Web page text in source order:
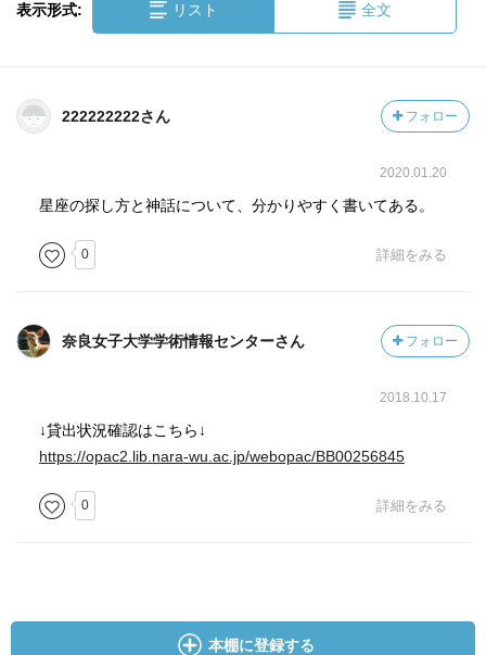
表示形式: リスト 全文
222222222さん フォロー
2020.01.20
星座の探し方と神話について、分かりやすく書いてある。
0 詳細をみる
奈良女子大学学術情報センターさん フォロー
2018.10.17
↓貸出状況確認はこちら↓
https://opac2.lib.nara-wu.ac.jp/webopac/BB00256845
0 詳細をみる
本棚に登録する